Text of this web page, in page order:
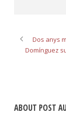
Dos anys
Domínguez
ABOUT POST